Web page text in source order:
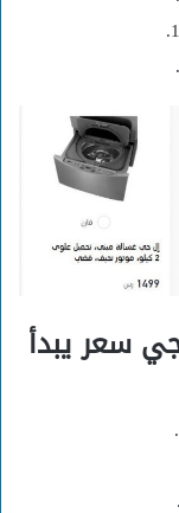
سعر يبدأ